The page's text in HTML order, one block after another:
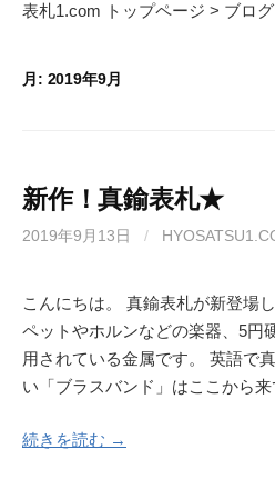
表札1.com トップページ > ブログ
月: 2019年9月
新作！真鍮表札★
2019年9月13日 /
こんにちは。 真鍮表札が新登場
ペットやホルンなどの楽器、5円
用されている金属です。 英語で
い「ブラスバンド」はここから
続きを読む →